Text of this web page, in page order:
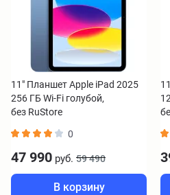
11" Планшет Apple iPad 2025
256 ГБ Wi-Fi голубой,
без RuStore
0
47 990 руб. 59 490
В корзину